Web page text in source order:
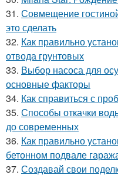
31. Совмещение
это сделать
32. Как правильно
отвода грунтовых
33. Выбор насоса для
основные факторы
34. Как справиться с
35. Способы откачки
до современных
36. Как правильно
бетонном подвале
37. Создавай свои